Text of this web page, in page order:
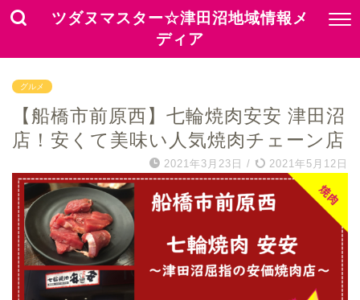
ツダヌマスター☆津田沼地域情報メ
ディア
グルメ
【船橋市前原西】七輪焼肉安安 津田沼
店！安くて美味い人気焼肉チェーン店
2021年3月23日 / 2021年5月12日